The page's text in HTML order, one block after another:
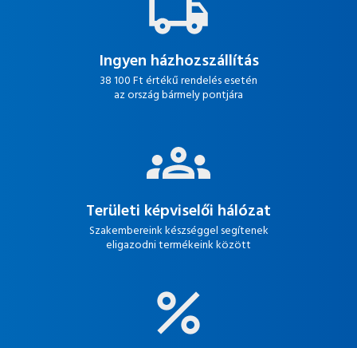
Ingyen házhozszállítás
38 100 Ft értékű rendelés esetén
az ország bármely pontjára
Területi képviselői hálózat
Szakembereink készséggel segítenek
eligazodni termékeink között